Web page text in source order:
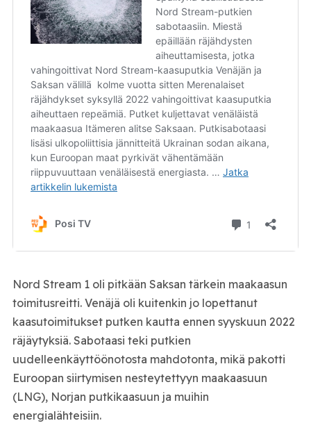
Nord Stream 1 oli pitkään Saksan tärkein maakaasun
toimitusreitti. Venäjä oli kuitenkin jo lopettanut
kaasutoimitukset putken kautta ennen syyskuun 2022
räjäytyksiä. Sabotaasi teki putkien
uudelleenkäyttöönotosta mahdotonta, mikä pakotti
Euroopan siirtymisen nesteytettyyn maakaasuun
(LNG), Norjan putkikaasuun ja muihin
energialähteisiin.